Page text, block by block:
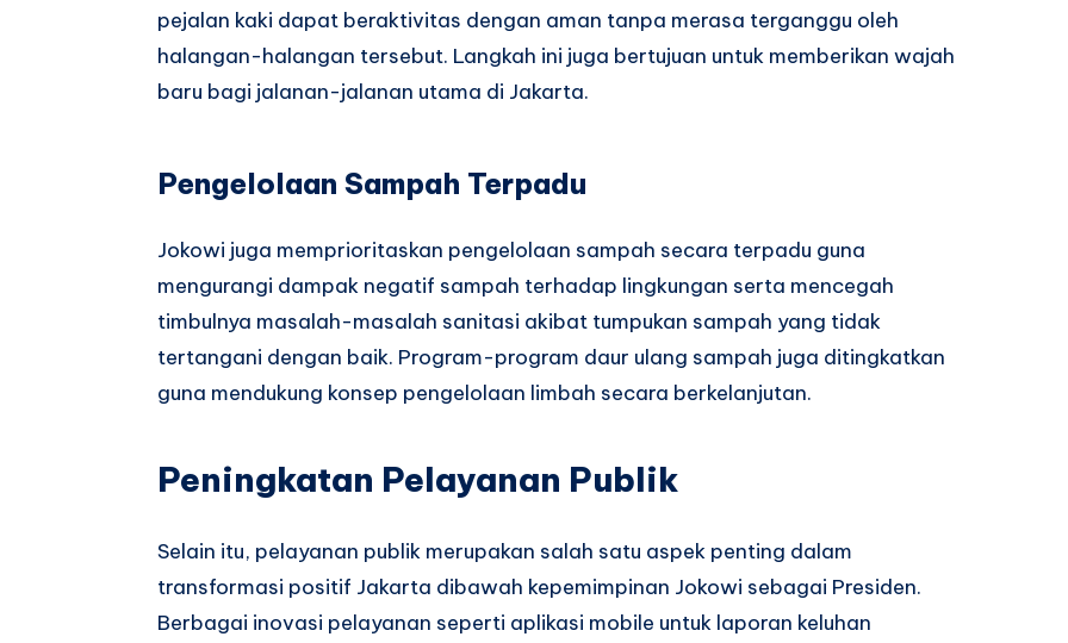
pejalan kaki dapat beraktivitas dengan aman tanpa merasa terganggu oleh
halangan-halangan tersebut. Langkah ini juga bertujuan untuk memberikan wajah
baru bagi jalanan-jalanan utama di Jakarta.
Pengelolaan Sampah Terpadu
Jokowi juga memprioritaskan pengelolaan sampah secara terpadu guna
mengurangi dampak negatif sampah terhadap lingkungan serta mencegah
timbulnya masalah-masalah sanitasi akibat tumpukan sampah yang tidak
tertangani dengan baik. Program-program daur ulang sampah juga ditingkatkan
guna mendukung konsep pengelolaan limbah secara berkelanjutan.
Peningkatan Pelayanan Publik
Selain itu, pelayanan publik merupakan salah satu aspek penting dalam
transformasi positif Jakarta dibawah kepemimpinan Jokowi sebagai Presiden.
Berbagai inovasi pelayanan seperti aplikasi mobile untuk laporan keluhan